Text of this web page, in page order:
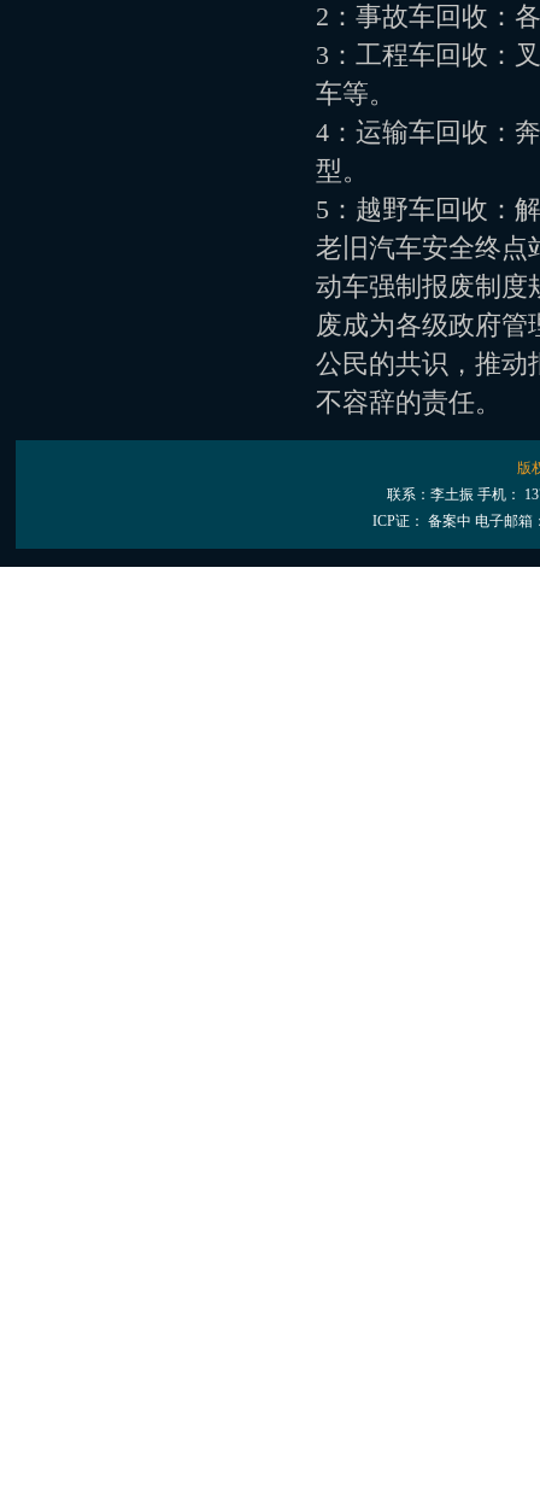
2：事故车回收：
3：工程车回收：
车等。
4：运输车回收：
型。
5：越野车回收：
老旧汽车安全终点
动车强制报废制度
废成为各级政府管
公民的共识，推动
不容辞的责任。
版
联系：李土振 手机：
ICP证： 备案中 电子邮箱